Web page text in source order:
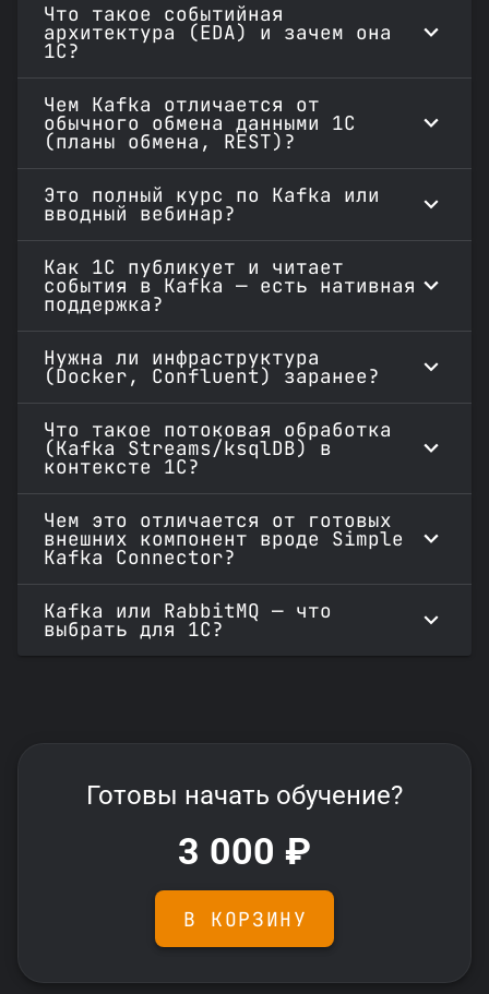
Что такое событийная
архитектура (EDA) и зачем она
1С?
Чем Kafka отличается от
обычного обмена данными 1С
(планы обмена, REST)?
Это полный курс по Kafka или
вводный вебинар?
Как 1С публикует и читает
события в Kafka — есть нативная
поддержка?
Нужна ли инфраструктура
(Docker, Confluent) заранее?
Что такое потоковая обработка
(Kafka Streams/ksqlDB) в
контексте 1С?
Чем это отличается от готовых
внешних компонент вроде Simple
Kafka Connector?
Kafka или RabbitMQ — что
выбрать для 1С?
Готовы начать обучение?
3 000 ₽
В КОРЗИНУ